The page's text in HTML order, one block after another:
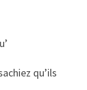
qu’ils